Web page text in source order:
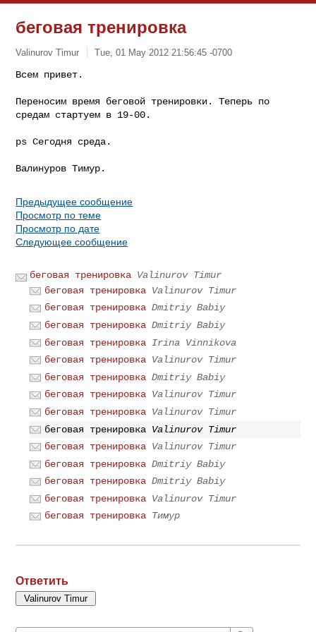
беговая тренировка
Valinurov Timur Tue, 01 May 2012 21:56:45 -0700
Всем привет.
Переносим время беговой тренировки. Теперь по
средам стартуем в 19-00.
ps Сегодня среда.
Предыдущее сообщение
Просмотр по теме
Просмотр по дате
Следующее сообщение
беговая тренировка Valinurov Timur
беговая тренировка Valinurov Timur
беговая тренировка Dmitriy Babiy
беговая тренировка Dmitriy Babiy
беговая тренировка Irina Vinnikova
беговая тренировка Valinurov Timur
беговая тренировка Dmitriy Babiy
беговая тренировка Valinurov Timur
беговая тренировка Valinurov Timur
беговая тренировка Valinurov Timur
беговая тренировка Valinurov Timur
беговая тренировка Dmitriy Babiy
беговая тренировка Dmitriy Babiy
беговая тренировка Valinurov Timur
беговая тренировка Тимур
Ответить